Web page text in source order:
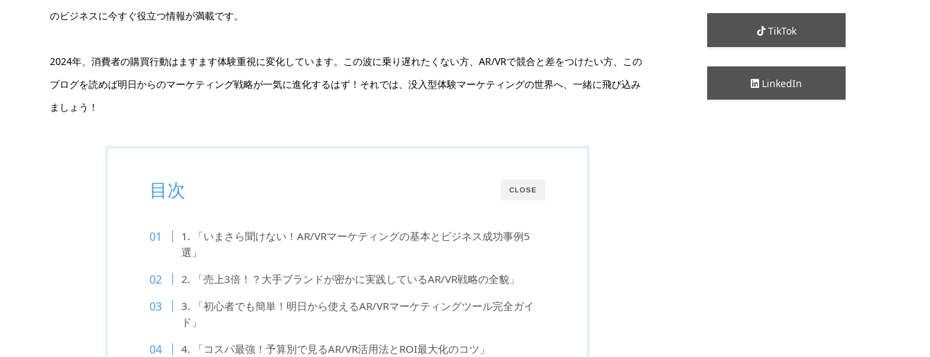
のビジネスに今すぐ役立つ情報が満載です。
2024年、消費者の購買行動はますます体験重視に変化しています。この波に乗り遅れたくない方、AR/VRで競合と差をつけたい方、この
ブログを読めば明日からのマーケティング戦略が一気に進化するはず！それでは、没入型体験マーケティングの世界へ、一緒に飛び込み
ましょう！
CLOSE
目次
1. 「いまさら聞けない！AR/VRマーケティングの基本とビジネス成功事例5
選」
2. 「売上3倍！？大手ブランドが密かに実践しているAR/VR戦略の全貌」
3. 「初心者でも簡単！明日から使えるAR/VRマーケティングツール完全ガイ
ド」
4. 「コスパ最強！予算別で見るAR/VR活用法とROI最大化のコツ」
TikTok
LinkedIn